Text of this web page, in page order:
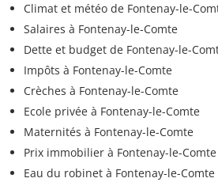
Climat et météo de Fontenay-le-
Salaires à Fontenay-le-Comte
Dette et budget de Fontenay-le-
Impôts à Fontenay-le-Comte
Crèches à Fontenay-le-Comte
Ecole privée à Fontenay-le-Comte
Maternités à Fontenay-le-Comte
Prix immobilier à Fontenay-le-Comte
Eau du robinet à Fontenay-le-Comte